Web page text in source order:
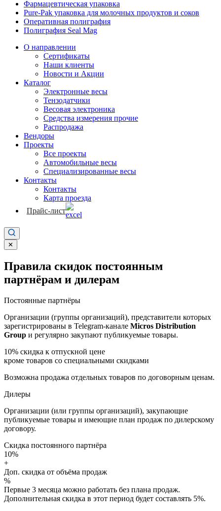
Фармацевтическая упаковка
Pure-Pak упаковка для молочных продуктов и соков
Оперативная полиграфия
Полиграфия Seal Mag
О направлении
Сертификаты
Наши клиенты
Новости и Акции
Каталог
Электронные весы
Тензодатчики
Весовая электроника
Средства измерения прочие
Распродажа
Вендоры
Проекты
Все проекты
Автомобильные весы
Специализированные весы
Контакты
Контакты
Карта проезда
Прайс-лист
✕
Правила скидок постоянным
партнёрам и дилерам
Постоянные партнёры
Организации (группы организаций), представители которых
зарегистрированы в Telegram-канале Micros Distribution
Group и регулярно закупают публикуемые товары.
10% скидка к отпускной цене
кроме товаров со специальными скидками
Возможна продажа отдельных товаров по договорным ценам.
Дилеры
Организации (или группы организаций), закупающие
публикуемые товары и имеющие план продаж по дилерскому
договору.
Скидка постоянного партнёра
10%
+
Доп. скидка от объёма продаж
%
Первые 3 месяца можно работать без плана продаж.
Дополнительная скидка в этот период будет составлять 5%.